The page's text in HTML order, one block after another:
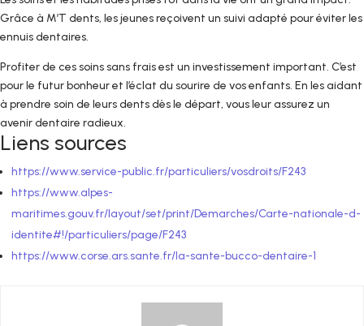
Grâce à M’T dents, les jeunes reçoivent un suivi adapté pour éviter les
ennuis dentaires.
Profiter de ces soins sans frais est un investissement important. C’est
pour le futur bonheur et l’éclat du sourire de vos enfants. En les aidant
à prendre soin de leurs dents dès le départ, vous leur assurez un
avenir dentaire radieux.
Liens sources
https://www.service-public.fr/particuliers/vosdroits/F243
https://www.alpes-
maritimes.gouv.fr/layout/set/print/Demarches/Carte-nationale-d-
identite#!/particuliers/page/F243
https://www.corse.ars.sante.fr/la-sante-bucco-dentaire-1